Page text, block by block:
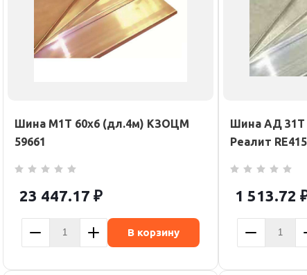
Шина М1Т 60х6 (дл.4м) КЗОЦМ
59661
23 447.17 ₽
В корзину
Шина АД 31Т
Реалит
1 513.72